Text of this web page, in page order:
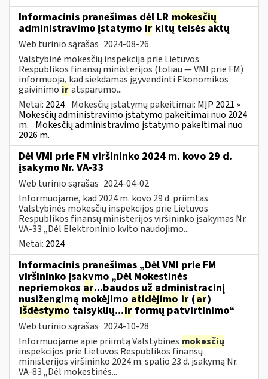
Informacinis pranešimas dėl LR mokesčių
administravimo įstatymo ir kitų teisės aktų
Web turinio sąrašas 2024-08-26
Valstybinė mokesčių inspekcija prie Lietuvos
Respublikos finansų ministerijos (toliau — VMI prie FM)
informuoja, kad siekdamas įgyvendinti Ekonomikos
gaivinimo iratsparumo...
Metai: 2024 Mokesčių įstatymų pakeitimai: MĮP 2021 »
Mokesčių administravimo įstatymo pakeitimai nuo 2024
m. Mokesčių administravimo įstatymo pakeitimai nuo
2026 m.
Dėl VMI prie FM viršininko 2024 m. kovo 29 d.
įsakymo Nr. VA-33
Web turinio sąrašas 2024-04-02
Informuojame, kad 2024 m. kovo 29 d. priimtas
Valstybinės mokesčių inspekcijos prie Lietuvos
Respublikos finansų ministerijos viršininko įsakymas Nr.
VA-33 „Dėl Elektroninio kvito naudojimo...
Metai: 2024
Informacinis pranešimas „Dėl VMI prie FM
viršininko įsakymo „Dėl Mokestinės
nepriemokos ar...baudos už administracinį
nusižengimą mokėjimo atidėjimo ir (ar)
išdėstymo taisyklių...irformų patvirtinimo“
Web turinio sąrašas 2024-10-28
Informuojame apie priimtą Valstybinės mokesčių
inspekcijos prie Lietuvos Respublikos finansų
ministerijos viršininko 2024 m. spalio 23 d. įsakymą Nr.
VA-83 „Dėl mokestinės...